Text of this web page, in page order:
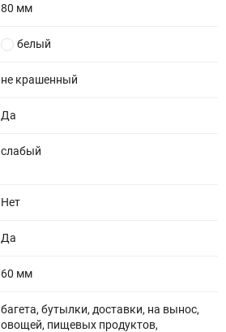
80 мм
белый
не крашенный
Да
слабый
Нет
Да
60 мм
багета, бутылки, доставки, на вынос,
овощей, пищевых продуктов,